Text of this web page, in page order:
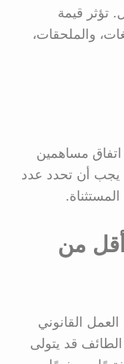
تؤثر قيمة
والملحقات،
مساهمين
يجب أن تحدد عدد
من
القانوني
الطائف قد يتولى